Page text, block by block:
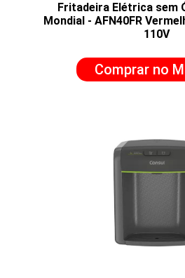
Fritadeira Elétrica sem
Mondial - AFN40FR
110V
Comprar no